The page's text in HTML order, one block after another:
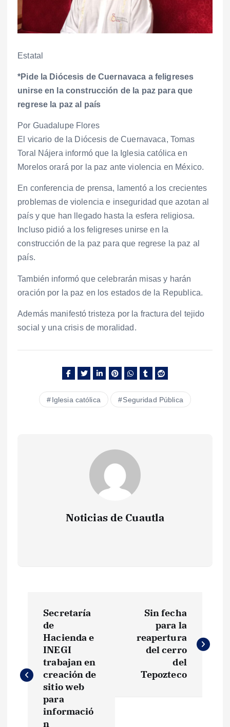
Estatal
*Pide la Diócesis de Cuernavaca a feligreses
unirse en la construcción de la paz para que
regrese la paz al país
Por Guadalupe Flores
El vicario de la Diócesis de Cuernavaca, Tomas
Toral Nájera informó que la Iglesia católica en
Morelos orará por la paz ante violencia en México.
En conferencia de prensa, lamentó a los crecientes
problemas de violencia e inseguridad que azotan al
país y que han llegado hasta la esfera religiosa.
Incluso pidió a los feligreses unirse en la
construcción de la paz para que regrese la paz al
país.
También informó que celebrarán misas y harán
oración por la paz en los estados de la Republica.
Además manifestó tristeza por la fractura del tejido
social y una crisis de moralidad.
Iglesia católica Seguridad Pública
Noticias de Cuautla
e
Secretaría
de
Hacienda e
INEGI
trabajan en
creación de
sitio web
para
informació
n
Sin fecha
para la
reapertura
del cerro
del
Tepozteco